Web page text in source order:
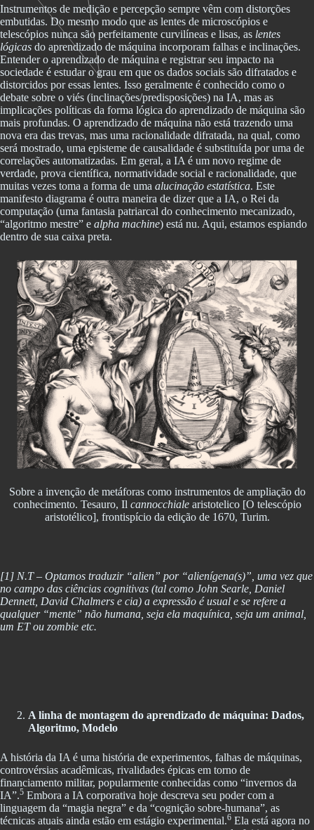
Instrumentos de medição e percepção sempre vêm com distorções
embutidas. Do mesmo modo que as lentes de microscópios e
telescópios nunca são perfeitamente curvilíneas e lisas, as lentes
lógicas do aprendizado de máquina incorporam falhas e inclinações.
Entender o aprendizado de máquina e registrar seu impacto na
sociedade é estudar o grau em que os dados sociais são difratados e
distorcidos por essas lentes. Isso geralmente é conhecido como o
debate sobre o viés (inclinações/predisposições) na IA, mas as
implicações políticas da forma lógica do aprendizado de máquina são
mais profundas. O aprendizado de máquina não está trazendo uma
nova era das trevas, mas uma racionalidade difratada, na qual, como
será mostrado, uma episteme de causalidade é substituída por uma de
correlações automatizadas. Em geral, a IA é um novo regime de
verdade, prova científica, normatividade social e racionalidade, que
muitas vezes toma a forma de uma alucinação estatística. Este
manifesto diagrama é outra maneira de dizer que a IA, o Rei da
computação (uma fantasia patriarcal do conhecimento mecanizado,
“algoritmo mestre” e alpha machine) está nu. Aqui, estamos espiando
dentro de sua caixa preta.
Sobre a invenção de metáforas como instrumentos de ampliação do
conhecimento. Tesauro, Il cannocchialearistotelico [O telescópio
aristotélico], frontispício da edição de 1670, Turim.
[1] N.T – Optamos traduzir “alien” por “alienígena(s)”, uma vez que
no campo das ciências cognitivas (tal como John Searle, Daniel
Dennett, David Chalmers e cia) a expressão é usual e se refere a
qualquer “mente” não humana, seja ela maquínica, seja um animal,
um ET ou zombie etc.
A linha de montagem do aprendizado de máquina: Dados,
Algoritmo, Modelo
A história da IA é uma história de experimentos, falhas de máquinas,
controvérsias acadêmicas, rivalidades épicas em torno de
financiamento militar, popularmente conhecidas como “invernos da
IA”.5 Embora a IA corporativa hoje descreva seu poder com a
linguagem da “magia negra” e da “cognição sobre-humana”, as
técnicas atuais ainda estão em estágio experimental.6 Ela está agora no